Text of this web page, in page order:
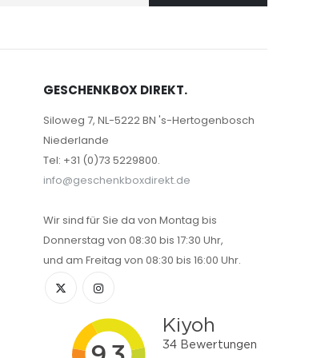
GESCHENKBOX DIREKT.
Siloweg 7, NL-5222 BN 's-Hertogenbosch
Niederlande
Tel: +31 (0)73 5229800.
info@geschenkboxdirekt.de
Wir sind für Sie da von Montag bis
Donnerstag von 08:30 bis 17:30 Uhr,
und am Freitag von 08:30 bis 16:00 Uhr.